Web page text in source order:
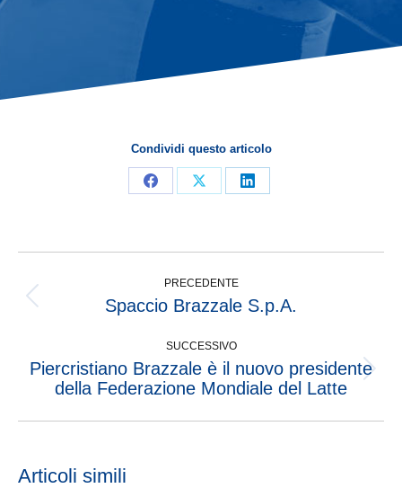
Condividi questo articolo
PRECEDENTE
Spaccio Brazzale S.p.A.
SUCCESSIVO
Piercristiano Brazzale è il nuovo presidente
della Federazione Mondiale del Latte
Articoli simili